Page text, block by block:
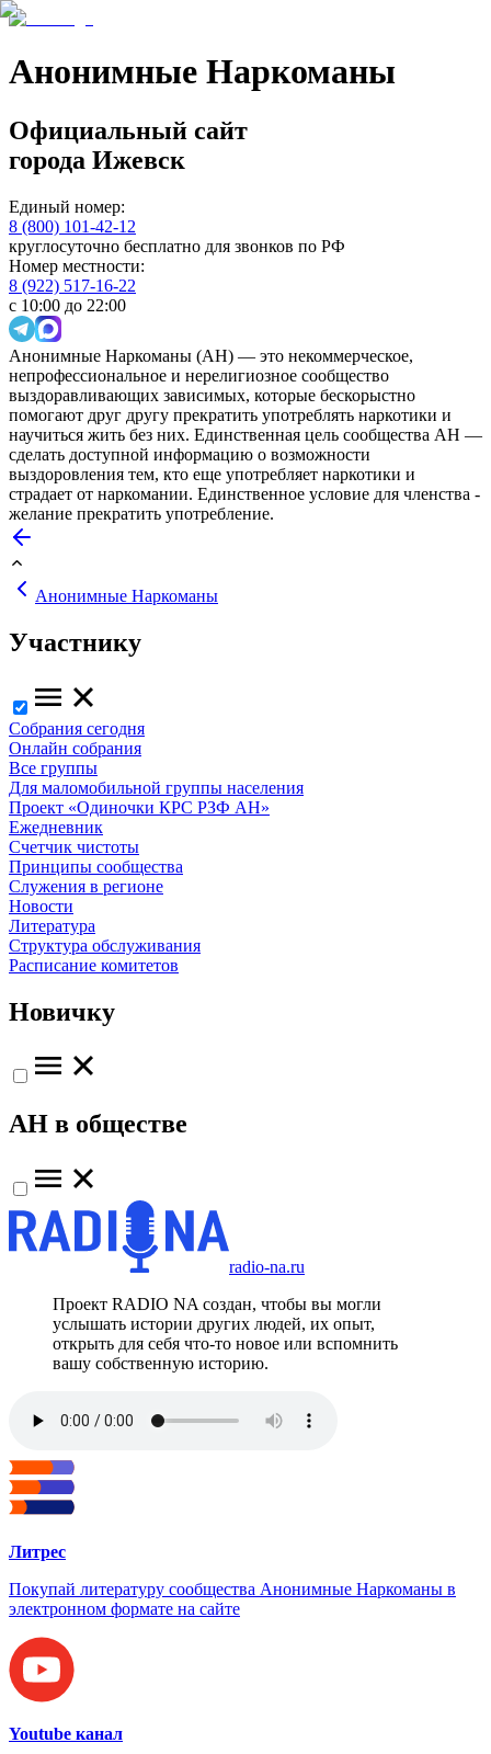
Анонимные Наркоманы
Официальный сайт
города Ижевск
Единый номер:
8 (800) 101-42-12
круглосуточно бесплатно для звонков по РФ
Номер местности:
8 (922) 517-16-22
с 10:00 до 22:00
Анонимные Наркоманы (АН) — это некоммерческое,
непрофессиональное и нерелигиозное сообщество
выздоравливающих зависимых, которые бескорыстно
помогают друг другу прекратить употреблять наркотики и
научиться жить без них. Единственная цель сообщества АН —
сделать доступной информацию о возможности
выздоровления тем, кто еще употребляет наркотики и
страдает от наркомании. Единственное условие для членства -
желание прекратить употребление.
Анонимные Наркоманы
Участнику
Собрания сегодня
Онлайн собрания
Все группы
Для маломобильной группы населения
Проект «Одиночки КРС РЗФ АН»
Ежедневник
Счетчик чистоты
Принципы сообщества
Служения в регионе
Новости
Литература
Структура обслуживания
Расписание комитетов
Новичку
АН в обществе
radio-na.ru
Проект RADIO NA создан, чтобы вы могли
услышать истории других людей, их опыт,
открыть для себя что-то новое или вспомнить
вашу собственную историю.
Литрес
Покупай литературу сообщества Анонимные Наркоманы в
электронном формате на сайте
Youtube канал